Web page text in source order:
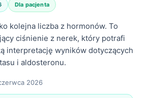
Dla pacjenta
kolejna liczba z hormonów. To
ciśnienie z nerek, który potrafi
interpretację wyników dotyczących
i aldosteronu.
2026